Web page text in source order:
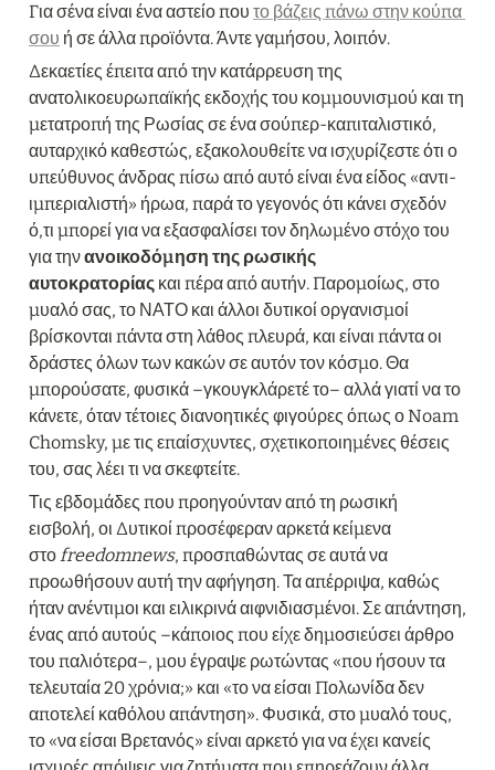
Για σένα είναι ένα αστείο που το βάζεις πάνω στην κούπα
σου ή σε άλλα προϊόντα. Άντε γαμήσου, λοιπόν.
Δεκαετίες έπειτα από την κατάρρευση της
ανατολικοευρωπαϊκής εκδοχής του κομμουνισμού και τη
μετατροπή της Ρωσίας σε ένα σούπερ-καπιταλιστικό,
αυταρχικό καθεστώς, εξακολουθείτε να ισχυρίζεστε ότι ο
υπεύθυνος άνδρας πίσω από αυτό είναι ένα είδος «αντι-
ιμπεριαλιστή» ήρωα, παρά το γεγονός ότι κάνει σχεδόν
ό,τι μπορεί για να εξασφαλίσει τον δηλωμένο στόχο του
για την ανοικοδόμηση της ρωσικής
αυτοκρατορίας και πέρα από αυτήν. Παρομοίως, στο
μυαλό σας, το ΝΑΤΟ και άλλοι δυτικοί οργανισμοί
βρίσκονται πάντα στη λάθος πλευρά, και είναι πάντα οι
δράστες όλων των κακών σε αυτόν τον κόσμο. Θα
μπορούσατε, φυσικά –γκουγκλάρετέ το– αλλά γιατί να το
κάνετε, όταν τέτοιες διανοητικές φιγούρες όπως ο Noam
Chomsky, με τις επαίσχυντες, σχετικοποιημένες θέσεις
του, σας λέει τι να σκεφτείτε.
Τις εβδομάδες που προηγούνταν από τη ρωσική
εισβολή, οι Δυτικοί προσέφεραν αρκετά κείμενα
στο freedomnews, προσπαθώντας σε αυτά να
προωθήσουν αυτή την αφήγηση. Τα απέρριψα, καθώς
ήταν ανέντιμοι και ειλικρινά αιφνιδιασμένοι. Σε απάντηση,
ένας από αυτούς –κάποιος που είχε δημοσιεύσει άρθρο
του παλιότερα–, μου έγραψε ρωτώντας «που ήσουν τα
τελευταία 20 χρόνια;» και «το να είσαι Πολωνίδα δεν
αποτελεί καθόλου απάντηση». Φυσικά, στο μυαλό τους,
το «να είσαι Βρετανός» είναι αρκετό για να έχει κανείς